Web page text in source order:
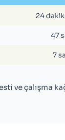
24
47
7
ve çalışma